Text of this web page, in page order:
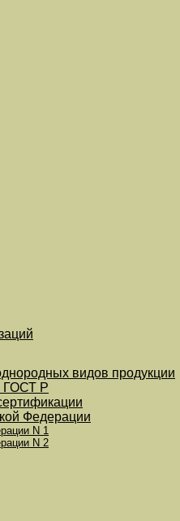
видов продукции
ГОСТ Р
Федерации
N 1
N 2